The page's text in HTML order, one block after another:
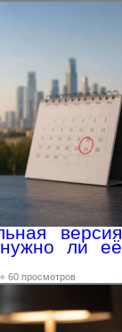
версия
ли её
60 просмотров